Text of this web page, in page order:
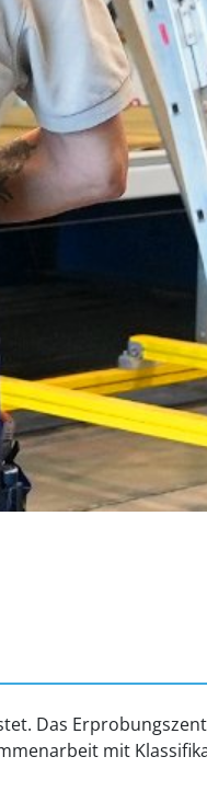
Das
mit